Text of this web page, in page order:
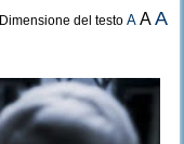
Dimensione del testoA AA